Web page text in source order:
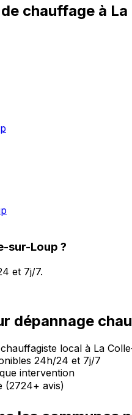
chauffage à
sur-Loup ?
et 7j/7.
dépannage
local à La
24h/24 et 7j/7
intervention
(2724+ avis)